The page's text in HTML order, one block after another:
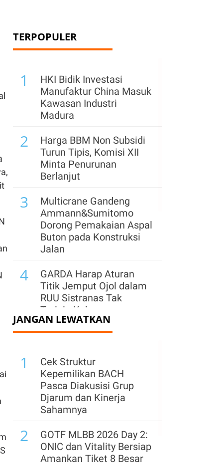
TERPOPULER
1
HKI Bidik Investasi
Manufaktur China Masuk
Kawasan Industri
Madura
2
Harga BBM Non Subsidi
Turun Tipis, Komisi XII
Minta Penurunan
Berlanjut
3
Multicrane Gandeng
Ammann&Sumitomo
Dorong Pemakaian Aspal
Buton pada Konstruksi
Jalan
4
GARDA Harap Aturan
Titik Jemput Ojol dalam
RUU Sistranas Tak
Terlalu Kaku
5
Industri Taman Rekreasi
Pelaku Usaha Bidik
Pasar Domestik
Pemadaman Masih
Melanda Kalimantan,
Keandalan Sistem
Kelistrikan Kembali Jadi
Sorotan
JANGAN LEWATKAN
1
Cek Struktur
Kepemilikan BACH
Pasca Diakusisi Grup
Djarum dan Kinerja
Sahamnya
2
GOTF MLBB 2026 Day 2:
ONIC dan Vitality Bersiap
Amankan Tiket 8 Besar